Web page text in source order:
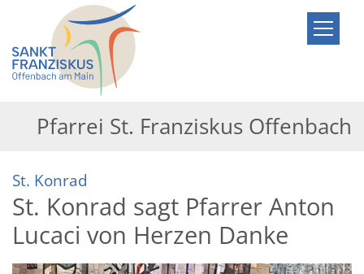
Zum Inhalt springen
Pfarrei St. Franziskus Offenbach
St. Konrad
St. Konrad sagt Pfarrer Anton
Lucaci von Herzen Danke